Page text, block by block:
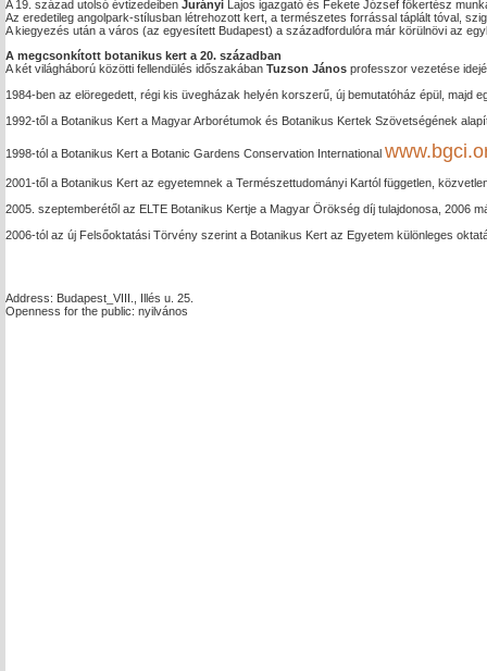
A 19. század utolsó évtizedeiben Jurányi Lajos igazgató és Fekete József főkertész
Az eredetileg angolpark-stílusban létrehozott kert, a természetes forrással táplált tóval,
A kiegyezés után a város (az egyesített Budapest) a századfordulóra már körülnövi az
A megcsonkított botanikus kert a 20. században
A két világháború közötti fellendülés időszakában Tuzson János professzor vezetése
1984-ben az elöregedett, régi kis üvegházak helyén korszerű, új bemutatóház épül,
1992-től a Botanikus Kert a Magyar Arborétumok és Botanikus Kertek Szövetségének
1998-tól a Botanikus Kert a Botanic Gardens Conservation International
2001-től a Botanikus Kert az egyetemnek a Természettudományi Kartól független,
2005. szeptemberétől az ELTE Botanikus Kertje a Magyar Örökség díj tulajdonosa, 2006
2006-tól az új Felsőoktatási Törvény szerint a Botanikus Kert az Egyetem különleges
Address: Budapest_VIII., Illés u. 25.
Openness for the public: nyilvános